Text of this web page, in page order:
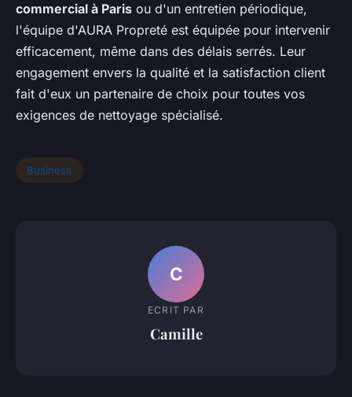
commercial à Paris ou d'un entretien périodique,
l'équipe d'AURA Propreté est équipée pour intervenir
efficacement, même dans des délais serrés. Leur
engagement envers la qualité et la satisfaction client
fait d'eux un partenaire de choix pour toutes vos
exigences de nettoyage spécialisé.
Business
C
ECRIT PAR
Camille